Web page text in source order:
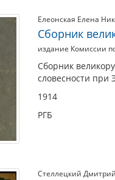
Елеонская Елена
Сборник
издание Комиссии
Сборник
словесности при
1914
РГБ
Стеллецкий